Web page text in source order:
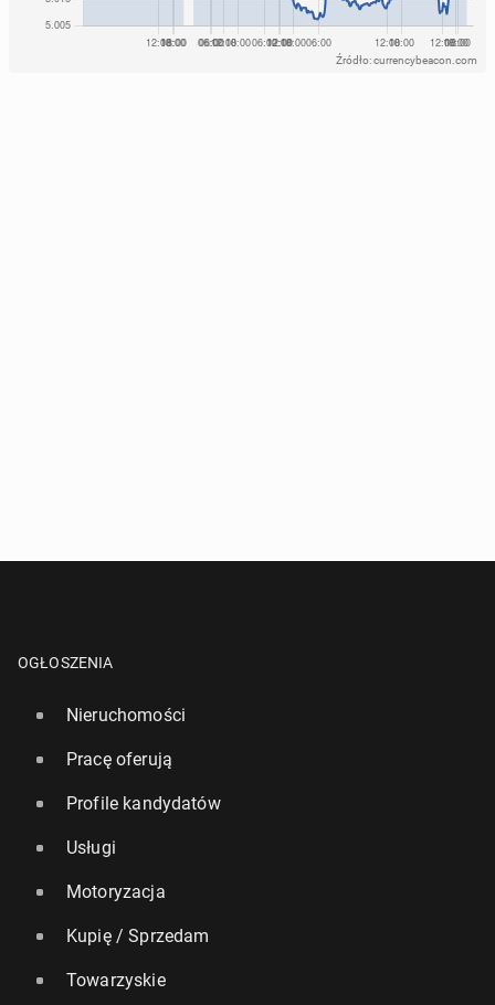
Źródło: currencybeacon.com
OGŁOSZENIA
Nieruchomości
Pracę oferują
Profile kandydatów
Usługi
Motoryzacja
Kupię / Sprzedam
Towarzyskie